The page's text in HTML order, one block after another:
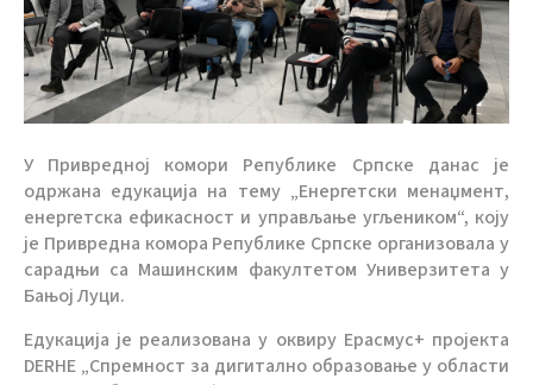
У Привредној комори Републике Српске данас је
одржана едукација на тему „Енергетски менаџмент,
енергетска ефикасност и управљање угљеником“, коју
је Привредна комора Републике Српске организовала у
сарадњи са Машинским факултетом Универзитета у
Бањој Луци.
Едукација је реализована у оквиру Ерасмус+ пројекта
DERHE „Спремност за дигитално образовање у области